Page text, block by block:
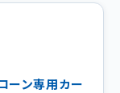
ーン専用カー